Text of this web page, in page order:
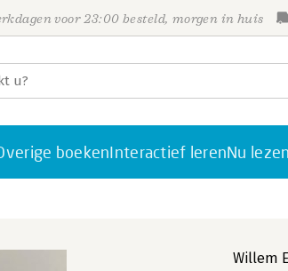
voor 23:00 besteld, morgen in huis
boekenInteractief lerenNu lezen
Willem